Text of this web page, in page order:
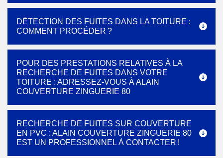
DÉTECTION DES FUITES DANS LA TOITURE :
COMMENT PROCÉDER ?
POUR DES PRESTATIONS RELATIVES À LA
RECHERCHE DE FUITES DANS VOTRE
TOITURE : ADRESSEZ-VOUS À ALAIN
COUVERTURE ZINGUERIE 80
RECHERCHE DE FUITES SUR COUVERTURE
EN PVC : ALAIN COUVERTURE ZINGUERIE 80
EST UN PROFESSIONNEL À CONTACTER !